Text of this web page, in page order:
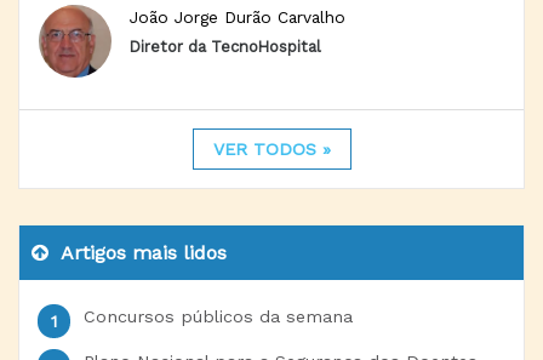
João Jorge Durão Carvalho
Diretor da TecnoHospital
VER TODOS »
Artigos mais lidos
Concursos públicos da semana